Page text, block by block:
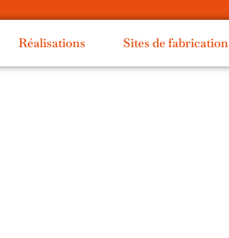
Réalisations Sites de fabrication